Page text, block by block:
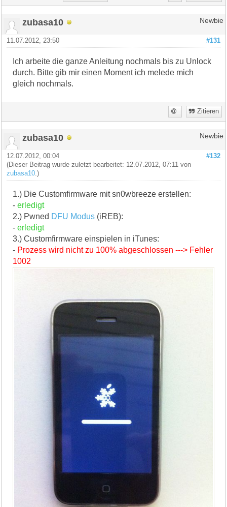
zubasa10 Newbie
#131
11.07.2012, 23:50
Ich arbeite die ganze Anleitung nochmals bis zu Unlock
durch. Bitte gib mir einen Moment ich melede mich
gleich nochmals.
Zitieren
zubasa10 Newbie
#132
12.07.2012, 00:04
(Dieser Beitrag wurde zuletzt bearbeitet: 12.07.2012, 07:11 von
zubasa10 .)
1.) Die Customfirmware mit sn0wbreeze erstellen:
-erledigt
2.) Pwned DFU Modus (iREB):
-erledigt
3.) Customfirmware einspielen in iTunes:
- Prozess wird nicht zu 100% abgeschlossen ---> Fehler
1002